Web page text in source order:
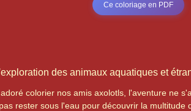
Ce coloriage en PDF
des animaux aquatiques et
colorier nos amis axolotls, l'aventure ne
rester sous l'eau pour découvrir la multitude